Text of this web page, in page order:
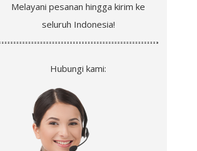
Melayani pesanan hingga kirim ke
seluruh Indonesia!
Hubungi kami: